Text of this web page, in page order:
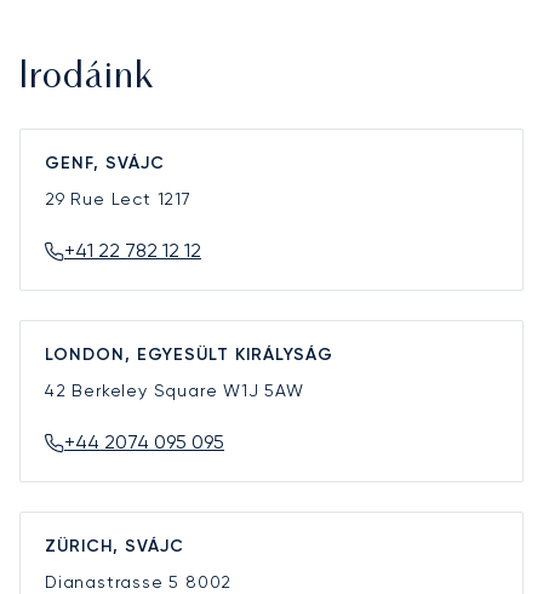
Irodáink
GENF, SVÁJC
29 Rue Lect 1217
+41 22 782 12 12
LONDON, EGYESÜLT KIRÁLYSÁG
42 Berkeley SquareW1J 5AW
+44 2074 095 095
ZÜRICH, SVÁJC
Dianastrasse 5 8002